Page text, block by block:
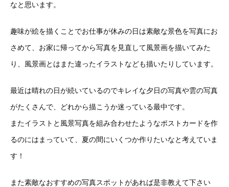
なと思います。
趣味が絵を描くことでお仕事が休みの日は素敵な景色を写真にお
さめて、お家に帰ってから写真を見直して風景画を描いてみた
り、風景画とはまた違ったイラストなども描いたりしています。
最近は晴れの日が続いているのでキレイな夕日の写真や雲の写真
がたくさんで、どれから描こうか迷っている最中です。
またイラストと風景写真を組み合わせたようなポストカードを作
るのにはまっていて、夏の間にいくつか作りたいなと考えていま
す！
また素敵なおすすめの写真スポットがあれば是非教えて下さい